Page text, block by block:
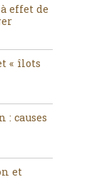
effet de
« îlots
: causes
et